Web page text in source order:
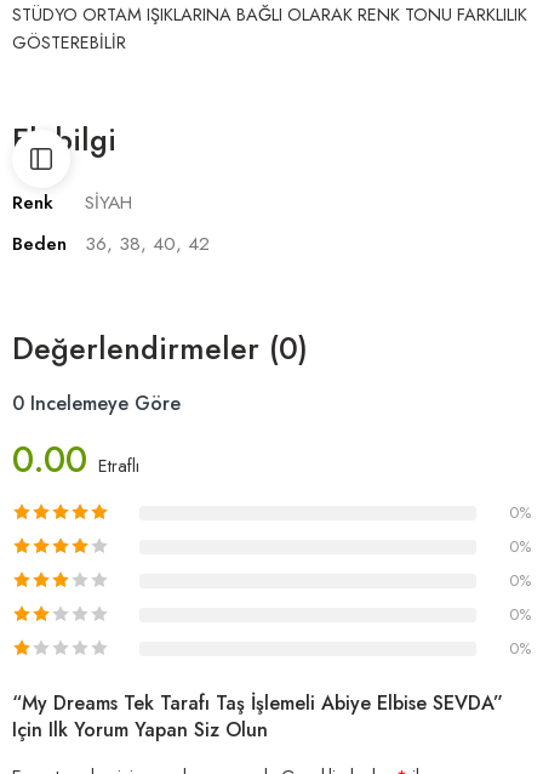
STÜDYO ORTAM IŞIKLARINA BAĞLI OLARAK RENK TONU FARKLILIK
GÖSTEREBİLİR
Ek bilgi
Renk
SİYAH
Beden
36, 38, 40, 42
Değerlendirmeler (0)
0 Incelemeye Göre
0.00 Etraflı
0%
0%
0%
0%
0%
“My Dreams Tek Tarafı Taş İşlemeli Abiye Elbise SEVDA”
Için Ilk Yorum Yapan Siz Olun